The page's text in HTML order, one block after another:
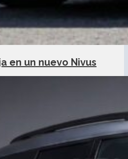
en un nuevo Nivus